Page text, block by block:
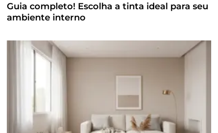
Guia completo! Escolha a tinta ideal para seu
ambiente interno